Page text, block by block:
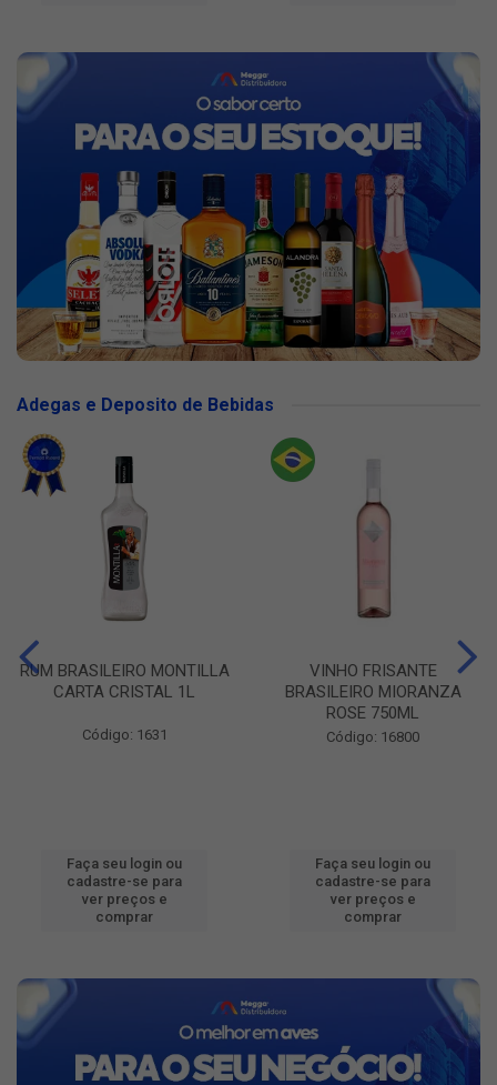
Adegas e Deposito de Bebidas
RUM BRASILEIRO MONTILLA
CARTA CRISTAL 1L
Código: 1631
Faça seu login ou
cadastre-se para
ver preços e
comprar
VINHO FRISANTE
BRASILEIRO MIORANZA
ROSE 750ML
Código: 16800
Faça seu login ou
cadastre-se para
ver preços e
comprar